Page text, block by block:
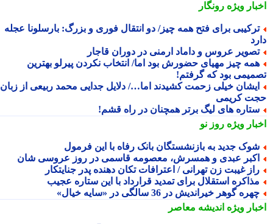
ویژهرونگار
برای فتح همه چیز/ دو انتقال فوری و بزرگ: بارسلونا عجله
عروس و داماد ارمنی در دوران قاجار
چیز مهیای حضورش بود اما/ انتخاب نکردن پیرلو بهترین
بود که گرفتم!
خیلی زحمت کشیدند اما…/ دلایل جدایی محمد ربیعی از زبان
کریمی
های لیگ برتر همچنان در راه قشم!
ویژهروز نو
جدید به بازنشستگان بانک رفاه با این فرمول
عبدی و همسرش، معصومه قاسمی در روز عروسی شان
غیبت زن تهرانی / اعترافات تکان دهنده پدر جنایتکار
استقلال برای تمدید قرارداد با این ستاره عجیب
گوهر خیراندیش در 36 سالگی در «سایه خیال»
ویژهاندیشه معاصر